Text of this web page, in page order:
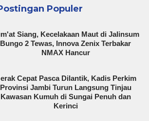
Populer
Siang, Kecelakaan Maut di Jalinsum
Bungo 2 Tewas, Innova Zenix Terbakar
NMAX Hancur
Cepat Pasca Dilantik, Kadis Perkim
Provinsi Jambi Turun Langsung Tinjau
Kawasan Kumuh di Sungai Penuh dan
Kerinci